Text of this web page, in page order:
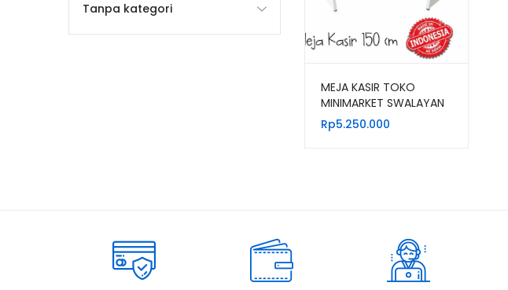
MEJA KASIR TOKO
MINIMARKET SWALAYAN
BAHAN BESI TIPE MK-05
Rp5.250.000
Tanpa kategori